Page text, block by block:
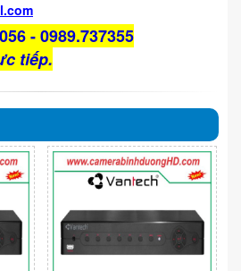
- 0989.737355
tiếp.